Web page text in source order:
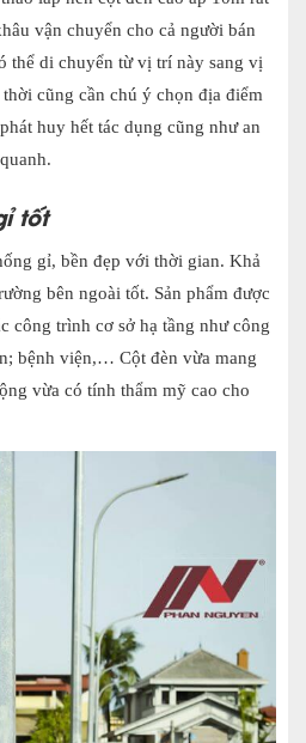
vận chuyển cho cả người bán
thể di chuyển từ vị trí này sang vị
cũng cần chú ý chọn địa điểm
huy hết tác dụng cũng như an
tốt
gỉ, bền đẹp với thời gian. Khả
bên ngoài tốt. Sản phẩm được
công trình cơ sở hạ tầng như công
bệnh viện,… Cột đèn vừa mang
vừa có tính thẩm mỹ cao cho